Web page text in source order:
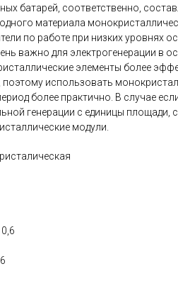
батарей, соответственно,
материала
по работе при низких уровнях
важно для электрогенерации в
элементы более
использовать
более практично. В случае
генерации с единицы площади,
модули.